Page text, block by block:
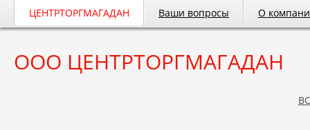
ЦЕНТРТОРГМАГАДАН Ваши вопросы О
ООО ЦЕНТРТОРГМАГАДАН